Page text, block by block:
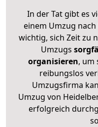
In der Tat gibt es
einem Umzug
wichtig, sich Zeit zu
Umzugs
organisieren, um
reibungslos
Umzugsfirma
Umzug von
erfolgreich